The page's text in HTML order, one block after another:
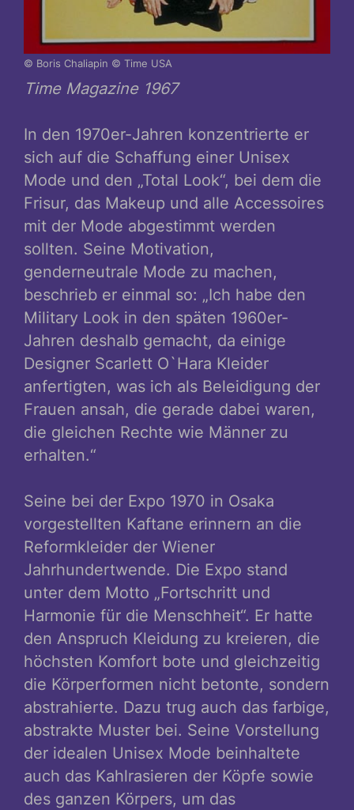
© Boris Chaliapin © Time USA
Time Magazine 1967
In den 1970er-Jahren konzentrierte er
sich auf die Schaffung einer Unisex
Mode und den „Total Look“, bei dem die
Frisur, das Makeup und alle Accessoires
mit der Mode abgestimmt werden
sollten. Seine Motivation,
genderneutrale Mode zu machen,
beschrieb er einmal so: „Ich habe den
Military Look in den späten 1960er-
Jahren deshalb gemacht, da einige
Designer Scarlett O`Hara Kleider
anfertigten, was ich als Beleidigung der
Frauen ansah, die gerade dabei waren,
die gleichen Rechte wie Männer zu
erhalten.“
Seine bei der Expo 1970 in Osaka
vorgestellten Kaftane erinnern an die
Reformkleider der Wiener
Jahrhundertwende. Die Expo stand
unter dem Motto „Fortschritt und
Harmonie für die Menschheit“. Er hatte
den Anspruch Kleidung zu kreieren, die
höchsten Komfort bote und gleichzeitig
die Körperformen nicht betonte, sondern
abstrahierte. Dazu trug auch das farbige,
abstrakte Muster bei. Seine Vorstellung
der idealen Unisex Mode beinhaltete
auch das Kahlrasieren der Köpfe sowie
des ganzen Körpers, um das